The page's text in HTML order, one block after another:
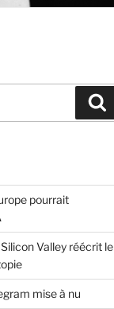
pourrait
Valley réécrit le
mise à nu